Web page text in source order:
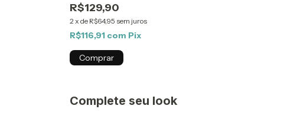
R$129,90
2 x de R$64,95 sem juros
R$116,91 com Pix
Comprar
Complete seu look